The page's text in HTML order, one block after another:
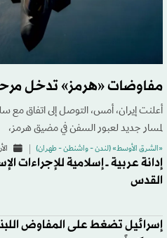
مفاوضات «هرمز» تدخل
أعلنت إيران، أمس، التوصل إلى اتفاق مع
لمسار جديد لعبور السفن في مضيق هرمز،
«الشرق الأوسط» (لندن - واشنطن - طهران)
إدانة عربية ــ إسلامية للإجراءات
القدس
إسرائيل تضغط على المفاوض